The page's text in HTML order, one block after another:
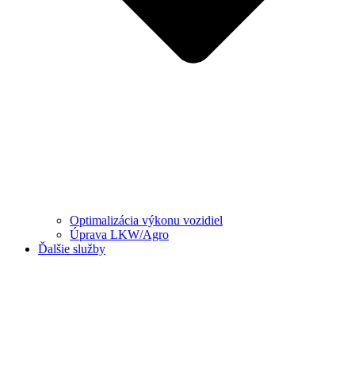
Optimalizácia výkonu vozidiel
Úprava LKW/Agro
Ďalšie služby